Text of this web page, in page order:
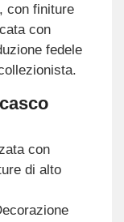
con finiture
con
fedele
con
di alto